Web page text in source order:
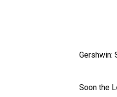
Gershwin:
Soon the